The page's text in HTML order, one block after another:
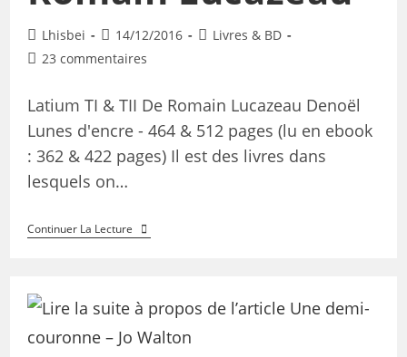
Lhisbei 14/12/2016
Livres & BD
23 commentaires
Latium TI & TII De Romain Lucazeau Denoël
Lunes d'encre - 464 & 512 pages (lu en ebook
: 362 & 422 pages) Il est des livres dans
lesquels on…
Continuer La Lecture